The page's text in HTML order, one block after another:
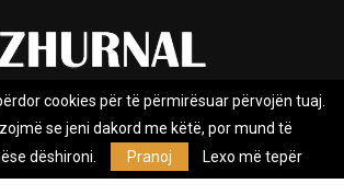
Impresumi Marketing
Privacy Policy
e Lajmeve e pavarur, e themeluar në vitin
cookies për të përmirësuar përvojën tuaj.
se jeni dakord me këtë, por mund të
dëshironi.
Pranoj Lexo më tepër